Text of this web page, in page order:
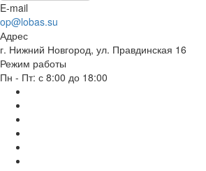
E-mail
op@lobas.su
Адрес
г. Нижний Новгород, ул. Правдинская 16
Режим работы
Пн - Пт: с 8:00 до 18:00